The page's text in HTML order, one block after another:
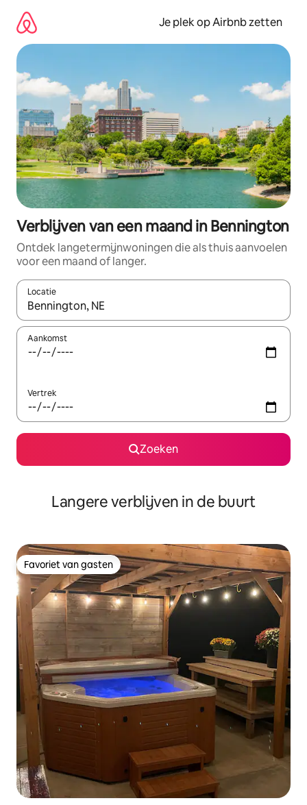
direct
naar
inhoud
Je plek op Airbnb zetten
Verblijven van een maand in Bennington
Ontdek langetermijnwoningen die als thuis aanvoelen
voor een maand of langer.
Locatie
Wanneer er resultaten beschikbaar zijn, maak je een keuze
Aankomst
Vertrek
Zoeken
Langere verblijven in de buurt
Favoriet van gasten
Favoriet van gasten